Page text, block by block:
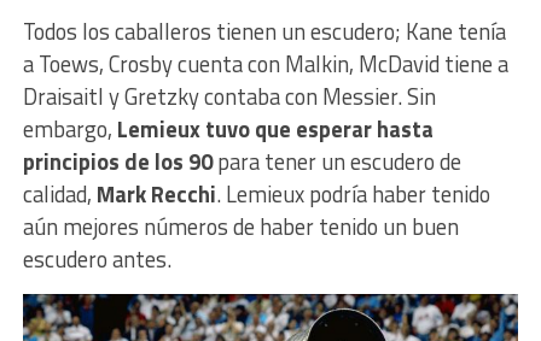
Todos los caballeros tienen un escudero; Kane tenía
a Toews, Crosby cuenta con Malkin, McDavid tiene a
Draisaitl y Gretzky contaba con Messier. Sin
embargo, Lemieux tuvo que esperar hasta
principios de los 90para tener un escudero de
calidad, Mark Recchi. Lemieux podría haber tenido
aún mejores números de haber tenido un buen
escudero antes.